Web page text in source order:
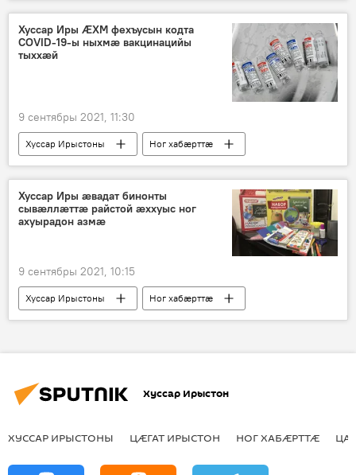
Хуссар Иры ӔХМ фехъусын кодта
COVID-19-ы ныхмӕ вакцинацийы
тыххӕй
9 сентябры 2021, 11:30
Хуссар Ирыстоны Ног хабӕрттӕ
Хуссар Иры ӕвадат бинонты
сывӕллӕттӕ райстой ӕххуыс ног
ахуырадон азмӕ
9 сентябры 2021, 10:15
Хуссар Ирыстоны Ног хабӕрттӕ
Хуссар Ирыстон
ХУССАР ИРЫСТОНЫ ЦӔГАТ ИРЫСТОН НОГ ХАБӔРТТӔ